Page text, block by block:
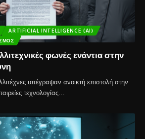
ARTIFICIAL INTELLIGENCE (AI)
φωνές ενάντια στην
υπέγραψαν ανοικτή επιστολή στην
τεχνολογίας…